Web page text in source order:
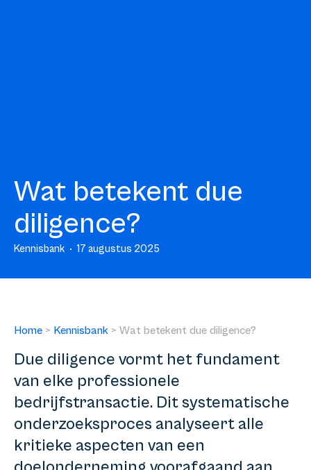
Wat betekent due
diligence?
Kennisbank 17 augustus 2025
Home > Kennisbank > Wat betekent due diligence?
Due diligence vormt het fundament
van elke professionele
bedrijfstransactie. Dit systematische
onderzoeksproces analyseert alle
kritieke aspecten van een